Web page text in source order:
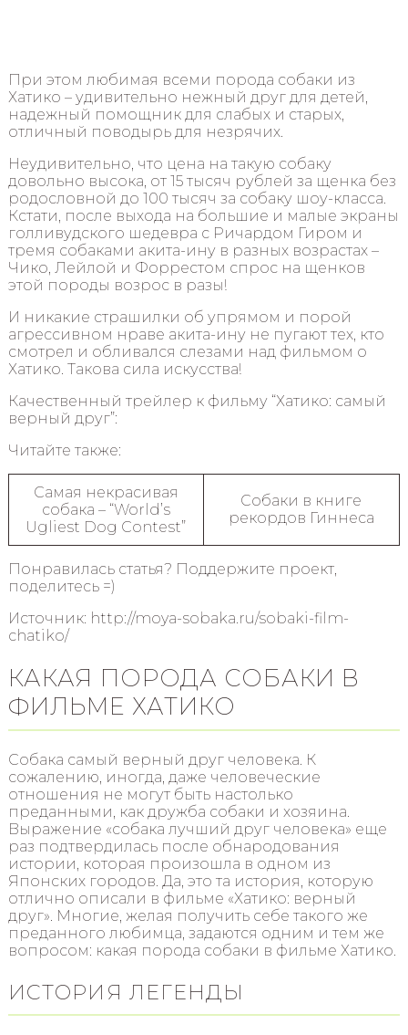
При этом любимая всеми порода собаки из
Хатико – удивительно нежный друг для детей,
надежный помощник для слабых и старых,
отличный поводырь для незрячих.
Неудивительно, что цена на такую собаку
довольно высока, от 15 тысяч рублей за щенка без
родословной до 100 тысяч за собаку шоу-класса.
Кстати, после выхода на большие и малые экраны
голливудского шедевра с Ричардом Гиром и
тремя собаками акита-ину в разных возрастах –
Чико, Лейлой и Форрестом спрос на щенков
этой породы возрос в разы!
И никакие страшилки об упрямом и порой
агрессивном нраве акита-ину не пугают тех, кто
смотрел и обливался слезами над фильмом о
Хатико. Такова сила искусства!
Качественный трейлер к фильму “Хатико: самый
верный друг”:
Читайте также:
Самая некрасивая
собака – “World’s
Ugliest Dog Contest”
Собаки в книге
рекордов Гиннеса
Понравилась статья? Поддержите проект,
поделитесь =)
Источник: http://moya-sobaka.ru/sobaki-film-
chatiko/
КАКАЯ ПОРОДА СОБАКИ В
ФИЛЬМЕ ХАТИКО
Собака самый верный друг человека. К
сожалению, иногда, даже человеческие
отношения не могут быть настолько
преданными, как дружба собаки и хозяина.
Выражение «собака лучший друг человека» еще
раз подтвердилась после обнародования
истории, которая произошла в одном из
Японских городов. Да, это та история, которую
отлично описали в фильме «Хатико: верный
друг». Многие, желая получить себе такого же
преданного любимца, задаются одним и тем же
вопросом: какая порода собаки в фильме Хатико.
ИСТОРИЯ ЛЕГЕНДЫ